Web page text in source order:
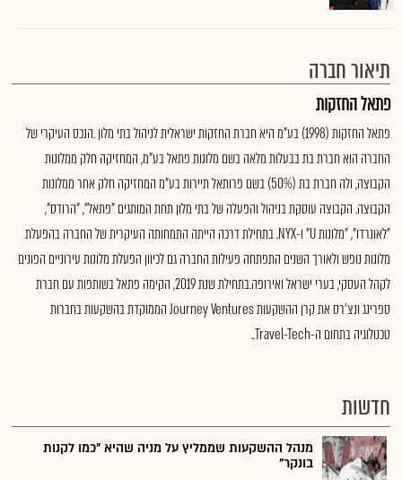
תיאור חברה
פתאל החזקות
פתאל החזקות (1998) בע"מ היא חברת החזקות ישראלית לניהול בתי מלון .הנכס העיקרי של
החברה הוא חברת בת בבעלות מלאה בשם מלונות פתאל בע"מ, המחזיקה חלק ממלונות
הקבוצה, ולה חברת בת (50%) בשם פרותאל תיירות בע"מ המחזיקה חלק אחר ממלונות
הקבוצה. הקבוצה עוסקת בניהול והפעלה של בתי מלון תחת המותגים "פתאל", "הרודס",
"לאונרדו", "מלונות U" ו-NYX. בתחילת דרכה הייתה התמחותה העיקרית של החברה בהפעלת
מלונות נופש ולאורך השנים התפתחה פעילות החברה גם לכיוון הפעלת מלונות עירוניים הפונים
לקהל העסקי, בערי ישראל ואירופה.בתחילת שנת 2019, הקימה פתאל בשותפות עם חברת
ספרינג ונצ'רס את קרן ההשקעות Journey Ventures הממוקדת בהשקעות בחברות
טכנולוגיה בתחום ה-Travel-Tech..
חדשות
מנהל ההשקעות שממליץ על מניה שהיא "כמו לקנות
בונקר"